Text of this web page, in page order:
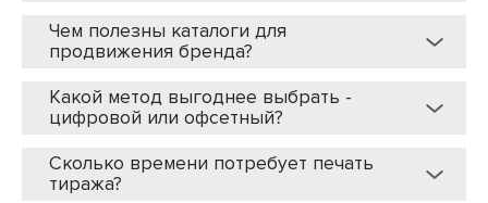
Чем полезны каталоги для
продвижения бренда?
Какой метод выгоднее выбрать -
цифровой или офсетный?
Сколько времени потребует печать
тиража?